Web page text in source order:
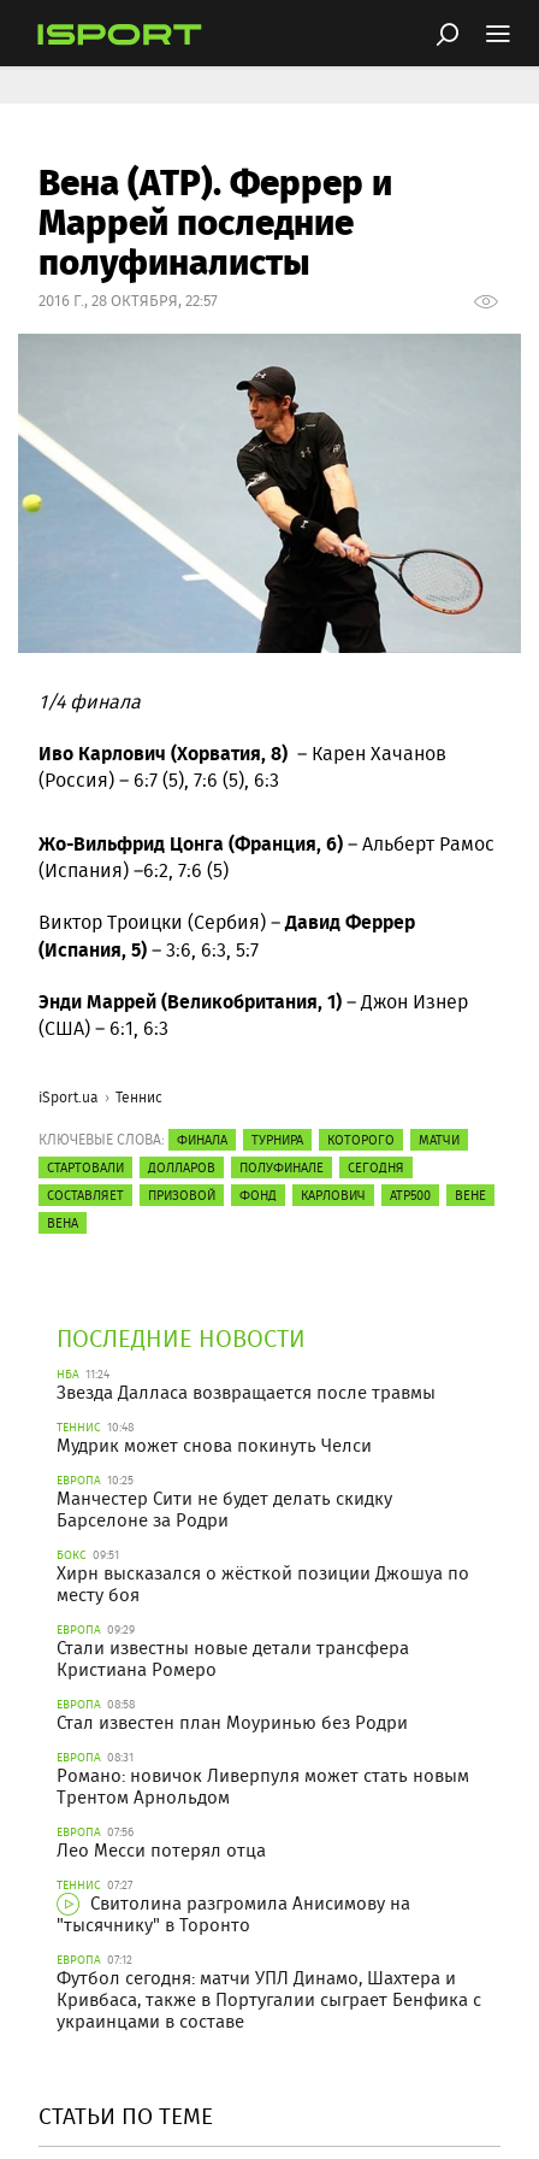
Вена (АТР). Феррер и
Маррей последние
полуфиналисты
2016 Г., 28 ОКТЯБРЯ, 22:57
1/4 финала
Иво Карлович (Хорватия, 8) – Карен Хачанов
(Россия) – 6:7 (5), 7:6 (5), 6:3
Жо-Вильфрид Цонга (Франция, 6)– Альберт Рамос
(Испания) –6:2, 7:6 (5)
Виктор Троицки (Сербия) –Давид Феррер
(Испания, 5)– 3:6, 6:3, 5:7
Энди Маррей (Великобритания, 1)– Джон Изнер
(США) – 6:1, 6:3
iSport.ua Теннис
КЛЮЧЕВЫЕ СЛОВА: ФИНАЛА ТУРНИРА КОТОРОГО
МАТЧИ
СТАРТОВАЛИ
ДОЛЛАРОВ ПОЛУФИНАЛЕ
СЕГОДНЯ
СОСТАВЛЯЕТ
ПРИЗОВОЙ ФОНД КАРЛОВИЧ АТР500
ВЕНЕ
ВЕНА
ПОСЛЕДНИЕ НОВОСТИ
НБА 11:24
Звезда Далласа возвращается после травмы
ТЕННИС 10:48
Мудрик может снова покинуть Челси
ЕВРОПА 10:25
Манчестер Сити не будет делать скидку
Барселоне за Родри
БОКС 09:51
Хирн высказался о жёсткой позиции Джошуа по
месту боя
ЕВРОПА 09:29
Стали известны новые детали трансфера
Кристиана Ромеро
ЕВРОПА 08:58
Стал известен план Моуринью без Родри
ЕВРОПА 08:31
Романо: новичок Ливерпуля может стать новым
Трентом Арнольдом
ЕВРОПА 07:56
Лео Месси потерял отца
ТЕННИС 07:27
Свитолина разгромила Анисимову на
"тысячнику" в Торонто
ЕВРОПА 07:12
Футбол сегодня: матчи УПЛ Динамо, Шахтера и
Кривбаса, также в Португалии сыграет Бенфика с
украинцами в составе
СТАТЬИ ПО ТЕМЕ